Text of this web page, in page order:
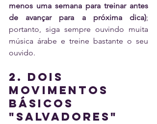
menos uma semana para treinar antes
de avançar para a próxima dica);
portanto, siga sempre ouvindo muita
música árabe e treine bastante o seu
ouvido.
2. Dois
movimentos
básicos
"salvadores"